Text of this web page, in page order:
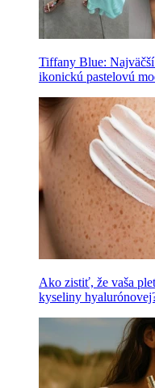
Tiffany Blue:
ikonickú pastelovú
Ako zistiť, že vaša
kyseliny